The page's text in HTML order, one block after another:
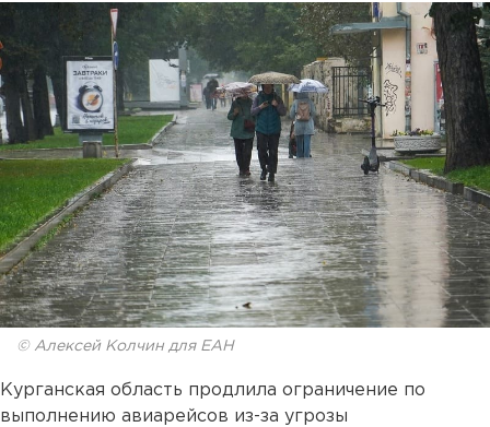
© Алексей Колчин для ЕАН
Курганская область продлила ограничение по
выполнению авиарейсов из-за угрозы